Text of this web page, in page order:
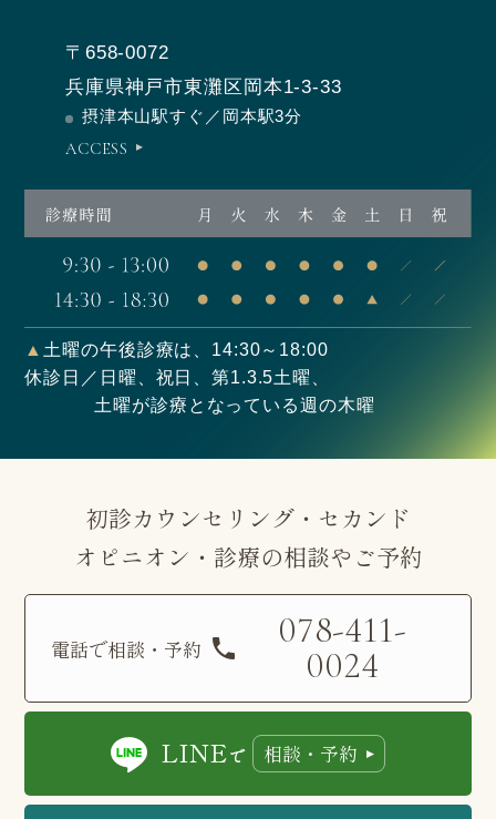
〒658-0072
兵庫県神戸市東灘区岡本1-3-33
摂津本山駅すぐ／岡本駅3分
ACCESS
▲ 土曜の午後診療は、14:30～18:00
休診日／日曜、祝日、第1.3.5土曜、
土曜が診療となっている週の木曜
初診カウンセリング・セカンド
オピニオン・診療の相談やご予約
電話で相談・予約
078-411-
0024
LINEで 相談・予約